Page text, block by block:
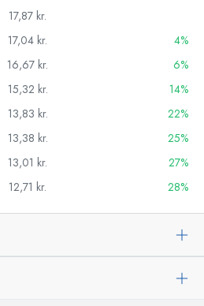
17,87 kr.
17,04 kr.
4%
16,67 kr.
6%
15,32 kr.
14%
13,83 kr.
22%
13,38 kr.
25%
13,01 kr.
27%
12,71 kr. 28%